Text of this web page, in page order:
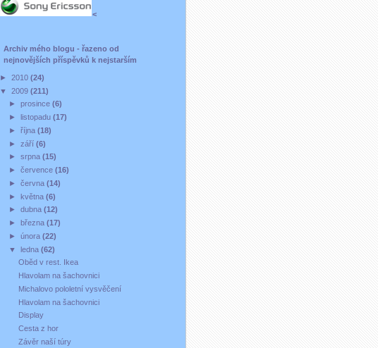
<
Archiv mého blogu - řazeno od
nejnovějších příspěvků k nejstarším
► 2010 (24)
▼ 2009 (211)
►prosince(6)
►listopadu(17)
►října(18)
►září(6)
►srpna(15)
►července(16)
►června(14)
►května(6)
►dubna(12)
►března(17)
►února(22)
▼ledna(62)
Oběd v rest. Ikea
Hlavolam na šachovnici
Michalovo pololetní vysvěčení
Hlavolam na šachovnici
Display
Cesta z hor
Závěr naší túry